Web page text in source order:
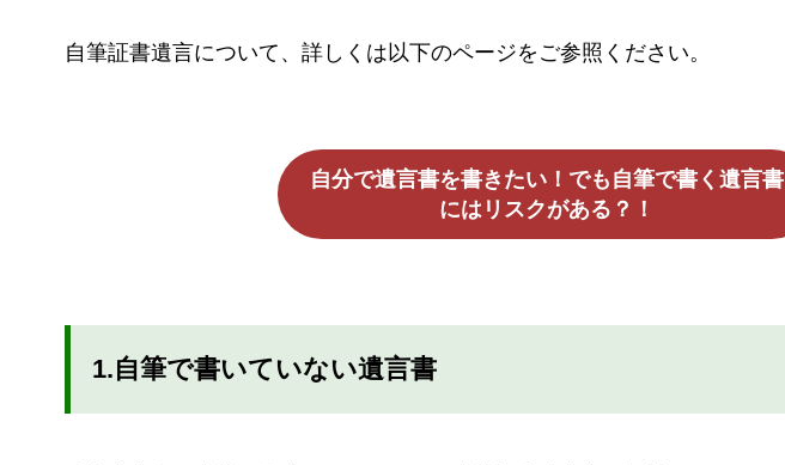
自筆証書遺言について、詳しくは以下のページをご参照ください。
自分で遺言書を書きたい！でも自筆で書く遺言書
にはリスクがある？！
1.自筆で書いていない遺言書